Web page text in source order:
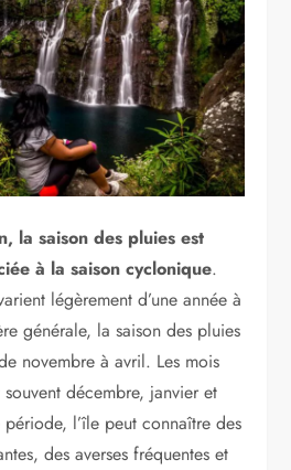
la saison des pluies est
à la saison cyclonique.
légèrement d’une année à
générale, la saison des pluies
novembre à avril. Les mois
décembre, janvier et
l’île peut connaître des
des averses fréquentes et